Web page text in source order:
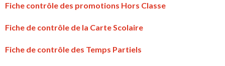
Fiche contrôle des promotions Hors Classe
Fiche de contrôle de la Carte Scolaire
Fiche de contrôle des Temps Partiels